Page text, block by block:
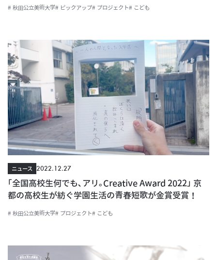
# 秋田公立美術大学# ピックアップ# プロジェクト# こども
ニュース
2022.12.27
｢全国高校生何でも､アリ｡Creative Award 2022｣ 京
都の高校生が紡ぐ学園生活の青春短歌が金賞受賞！
# 秋田公立美術大学# プロジェクト# こども